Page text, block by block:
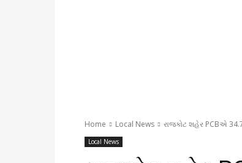
Home Local News રાજકોટ શહેર PCBએ
Local News